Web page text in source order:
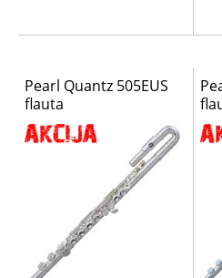
Pearl Quantz 505EUS
flauta